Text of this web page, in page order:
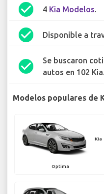
check_circle 4 Kia Modelos.
check_circle Disponible a
check_circle
Se buscaron
autos en 102 Kia.
Modelos populares de
Kia
Optima